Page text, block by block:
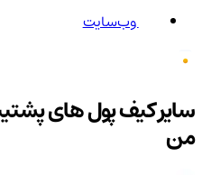
وب‌سایت
سایر کیف پول های
من